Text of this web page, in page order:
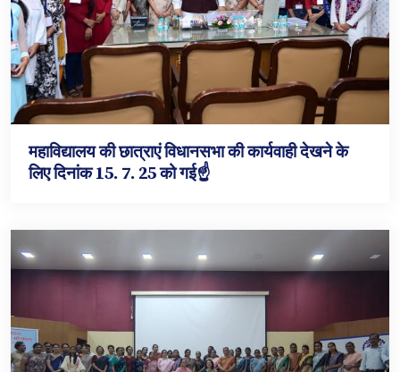
महाविद्यालय की छात्राएं विधानसभा की कार्यवाही देखने के
लिए दिनांक 15. 7. 25 को गई☝️